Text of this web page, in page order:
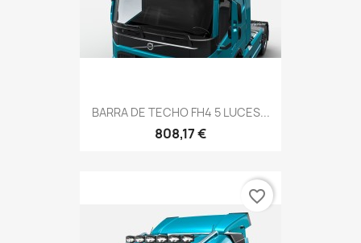
BARRA DE TECHO FH4 5 LUCES...
808,17 €
favorite_border